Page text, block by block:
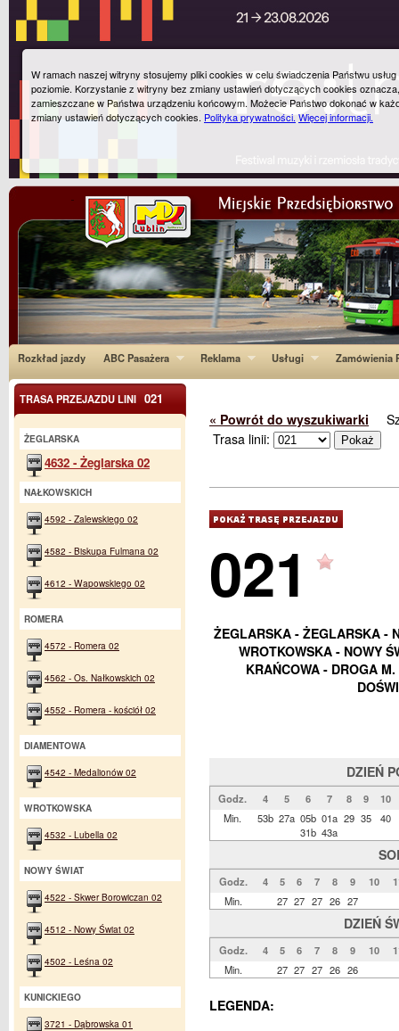
Rozkład jazdy ABC Pasażera Reklama Usługi Zamówienia
« Powrót do wyszukiwarki
Trasa linii:
021
ŻEGLARSKA - ŻEGLARSKA -
WROTKOWSKA - NOWY
KRAŃCOWA - DROGA
DZIEŃ
Godz. 4 5 6 7 8 9
10
Min.
53b 27a 05b
31b
01a
43a
29 35 40
Godz. 4 5 6 7 8 9 10
Min.
27 27 27 26 27
DZIEŃ
Godz. 4 5 6 7 8 9 10
Min.
27 27 27 26 26
LEGENDA:
TRASA PRZEJAZDU LINI 021
ŻEGLARSKA
4632 - Żeglarska 02
NAŁKOWSKICH
4592 - Zalewskiego 02
4582 - Biskupa Fulmana 02
4612 - Wapowskiego 02
ROMERA
4572 - Romera 02
4562 - Os. Nałkowskich 02
4552 - Romera - kościół 02
DIAMENTOWA
4542 - Medalionów 02
WROTKOWSKA
4532 - Lubella 02
NOWY ŚWIAT
4522 - Skwer Borowiczan 02
4512 - Nowy Świat 02
4502 - Leśna 02
KUNICKIEGO
3721 - Dąbrowska 01
W ramach naszej witryny stosujemy pliki cookies w celu świadczenia Państwu
poziomie. Korzystanie z witryny bez zmiany ustawień dotyczących cookies
zamieszczane w Państwa urządzeniu końcowym. Możecie Państwo dokonać w
zmiany ustawień dotyczących cookies. Polityka prywatności.Więcej informacji.